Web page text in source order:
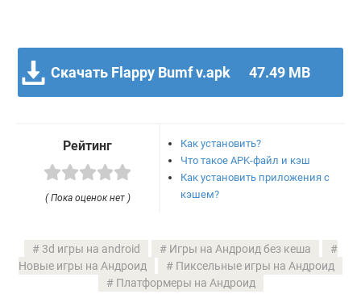
Скачать Flappy Bumf v.apk 47.49 MB
Рейтинг
( Пока оценок нет )
Как установить?
Что такое APK-файл и кэш
Как установить приложения с
кэшем?
3d игры на android
Игры на Андроид без кеша
Новые игры на Андроид
Пиксельные игры на Андроид
Платформеры на Андроид